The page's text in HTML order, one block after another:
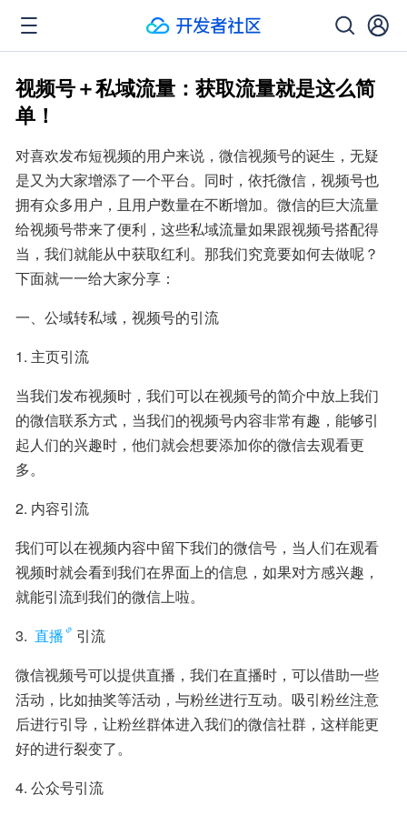
视频号＋私域流量：获取流量就是这么简
单！
对喜欢发布短视频的用户来说，微信视频号的诞生，无疑
是又为大家增添了一个平台。同时，依托微信，视频号也
拥有众多用户，且用户数量在不断增加。微信的巨大流量
给视频号带来了便利，这些私域流量如果跟视频号搭配得
当，我们就能从中获取红利。那我们究竟要如何去做呢？
下面就一一给大家分享：
一、公域转私域，视频号的引流
1. 主页引流
当我们发布视频时，我们可以在视频号的简介中放上我们
的微信联系方式，当我们的视频号内容非常有趣，能够引
起人们的兴趣时，他们就会想要添加你的微信去观看更
多。
2. 内容引流
我们可以在视频内容中留下我们的微信号，当人们在观看
视频时就会看到我们在界面上的信息，如果对方感兴趣，
就能引流到我们的微信上啦。
3. 直播
引流
微信视频号可以提供直播，我们在直播时，可以借助一些
活动，比如抽奖等活动，与粉丝进行互动。吸引粉丝注意
后进行引导，让粉丝群体进入我们的微信社群，这样能更
好的进行裂变了。
4. 公众号引流